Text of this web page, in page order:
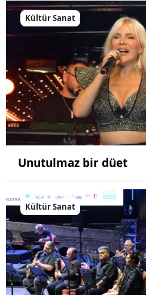
Kültür Sanat
Unutulmaz bir düet
Kültür Sanat